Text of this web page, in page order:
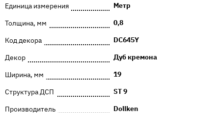
Единица измерения
Метр
Толщина, мм
0,8
Код декора
DC645Y
Декор
Дуб кремона
Ширина, мм
19
Структура ДСП
ST 9
Производитель
Dollken